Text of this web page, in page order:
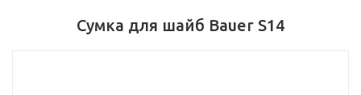
Сумка для шайб Bauer S14